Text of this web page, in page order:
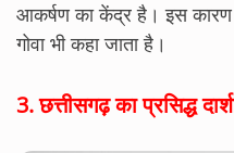
आकर्षण का केंद्र है। इस कारण
गोवा भी कहा जाता है।
3.छत्तीसगढ़ का प्रसिद्ध